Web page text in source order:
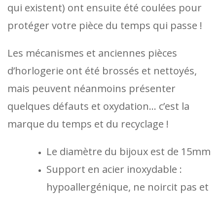
qui existent) ont ensuite été coulées pour
protéger votre pièce du temps qui passe !
Les mécanismes et anciennes pièces
d’horlogerie ont été brossés et nettoyés,
mais peuvent néanmoins présenter
quelques défauts et oxydation… c’est la
marque du temps et du recyclage !
Le diamètre du bijoux est de 15mm
Support en acier inoxydable :
hypoallergénique, ne noircit pas et